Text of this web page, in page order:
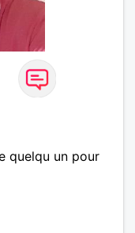
quelqu un pour